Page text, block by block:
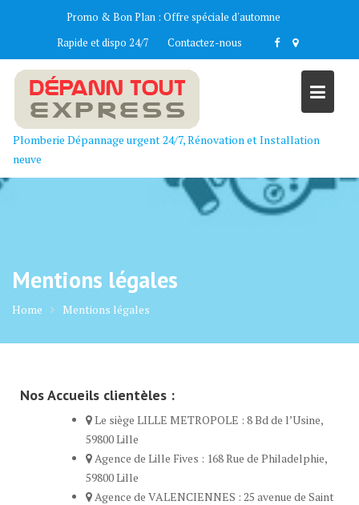
Promo & Bon Plan : Offre spéciale d'automne
Rapide et dispo 24/7
Contactez-nous
Plomberie Dépannage urgent 24/7, Rénovation et Installation
neuve
Mentions légales
Home Mentions légales
Nos Accueils clientèles :
Le siège LILLE METROPOLE : 8 Bd de l’Usine,
59800 Lille
Agence de Lille Fives : 168 Rue de Philadelphie,
59800 Lille
Agence de VALENCIENNES : 25 avenue de Saint